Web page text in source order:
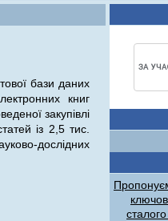
бази даних
книг
закупівлі
із 2,5 тис.
дослідних